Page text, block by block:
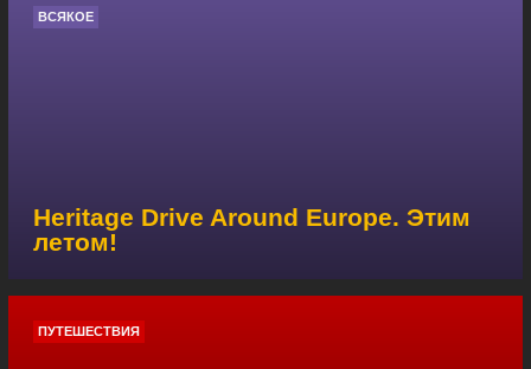
ВСЯКОЕ
Heritage Drive Around Europe. Этим
летом!
ПУТЕШЕСТВИЯ